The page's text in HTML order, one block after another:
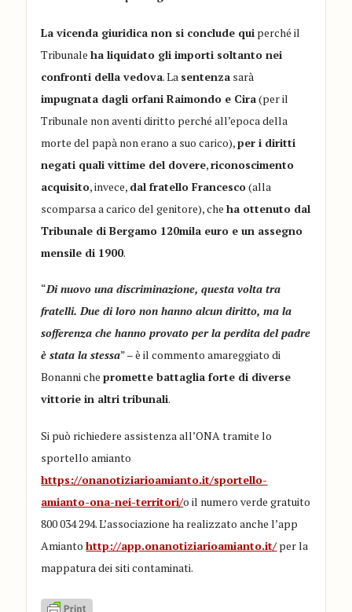
La vicenda giuridica non si conclude qui perché il
Tribunaleha liquidato gli importi soltanto nei
confronti della vedova. La sentenza sarà
impugnata dagli orfani Raimondo e Cira(per il
Tribunale non aventi diritto perché all’epoca della
morte del papà non erano a suo carico),per i diritti
negati quali vittime del dovere,riconoscimento
acquisito, invece, dal fratello Francesco(alla
scomparsa a carico del genitore), cheha ottenuto dal
Tribunale di Bergamo 120mila euro e un assegno
mensile di 1900.
“Di nuovo una discriminazione, questa volta tra
fratelli. Due di loro non hanno alcun diritto, ma la
sofferenza che hanno provato per la perdita del padre
è stata la stessa” – è il commento amareggiato di
Bonanni chepromette battaglia forte di diverse
vittorie in altri tribunali.
Si può richiedere assistenza all’ONA tramite lo
sportello amianto
https://onanotiziarioamianto.it/sportello-
amianto-ona-nei-territori/o il numero verde gratuito
800 034 294. L’associazione ha realizzato anche l’app
Amiantohttp://app.onanotiziarioamianto.it/per la
mappatura dei siti contaminati.